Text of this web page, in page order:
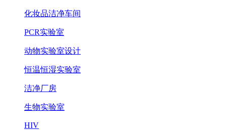
化妆品洁净车间
PCR实验室
动物实验室设计
恒温恒湿实验室
洁净厂房
生物实验室
HIV